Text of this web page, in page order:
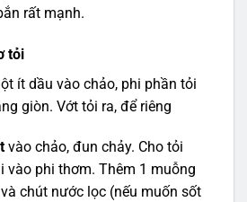
rất mạnh.
tỏi
ít dầu vào chảo, phi phần tỏi
giòn. Vớt tỏi ra, để riêng
vào chảo, đun chảy. Cho tỏi
vào phi thơm. Thêm 1 muỗng
chút nước lọc (nếu muốn sốt